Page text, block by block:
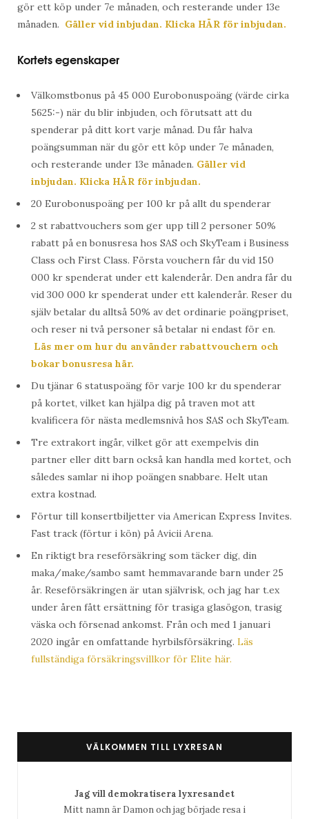
gör ett köp under 7e månaden, och resterande under 13e
månaden. Gäller vid inbjudan. Klicka HÄR för inbjudan.
Kortets egenskaper
Välkomstbonus på 45 000 Eurobonuspoäng (värde cirka
5625:-) när du blir inbjuden, och förutsatt att du
spenderar på ditt kort varje månad. Du får halva
poängsumman när du gör ett köp under 7e månaden,
och resterande under 13e månaden. Gäller vid
inbjudan. Klicka HÄR för inbjudan.
20 Eurobonuspoäng per 100 kr på allt du spenderar
2 st rabattvouchers som ger upp till 2 personer 50%
rabatt på en bonusresa hos SAS och SkyTeam i Business
Class och First Class. Första vouchern får du vid 150
000 kr spenderat under ett kalenderår. Den andra får du
vid 300 000 kr spenderat under ett kalenderår. Reser du
själv betalar du alltså 50% av det ordinarie poängpriset,
och reser ni två personer så betalar ni endast för en.
Läs mer om hur du använder rabattvouchern och
bokar bonusresa här.
Du tjänar 6 statuspoäng för varje 100 kr du spenderar
på kortet, vilket kan hjälpa dig på traven mot att
kvalificera för nästa medlemsnivå hos SAS och SkyTeam.
Tre extrakort ingår, vilket gör att exempelvis din
partner eller ditt barn också kan handla med kortet, och
således samlar ni ihop poängen snabbare. Helt utan
extra kostnad.
Förtur till konsertbiljetter via American Express Invites.
Fast track (förtur i kön) på Avicii Arena.
En riktigt bra reseförsäkring som täcker dig, din
maka/make/sambo samt hemmavarande barn under 25
år. Reseförsäkringen är utan självrisk, och jag har t.ex
under åren fått ersättning för trasiga glasögon, trasig
väska och försenad ankomst. Från och med 1 januari
2020 ingår en omfattande hyrbilsförsäkring. Läs
fullständiga försäkringsvillkor för Elite här.
VÄLKOMMEN TILL LYXRESAN
Jag vill demokratisera lyxresandet
Mitt namn är Damon och jag började resa i